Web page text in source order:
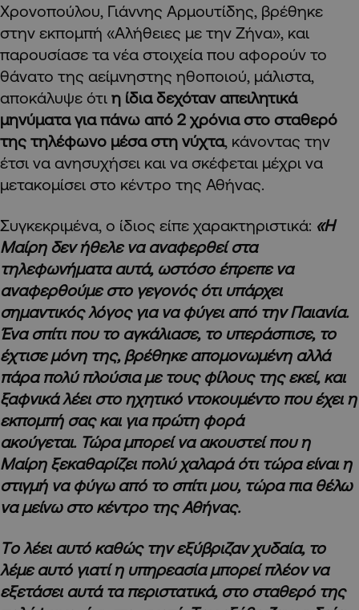
Χρονοπούλου, Γιάννης Αρμουτίδης, βρέθηκε
στην εκπομπή «Αλήθειες με την Ζήνα», και
παρουσίασε τα νέα στοιχεία που αφορούν το
θάνατο της αείμνηστης ηθοποιού, μάλιστα,
αποκάλυψε ότι η ίδια δεχόταν απειλητικά
μηνύματα για πάνω από 2 χρόνια στο σταθερό
της τηλέφωνο μέσα στη νύχτα, κάνοντας την
έτσι να ανησυχήσει και να σκέφεται μέχρι να
μετακομίσει στο κέντρο της Αθήνας.
Συγκεκριμένα, ο ίδιος είπε χαρακτηριστικά: «Η
Μαίρη δεν ήθελε να αναφερθεί στα
τηλεφωνήματα αυτά, ωστόσο έπρεπε να
αναφερθούμε στο γεγονός ότι υπάρχει
σημαντικός λόγος για να φύγει από την Παιανία.
Ένα σπίτι που το αγκάλιασε, το υπεράσπισε, το
έχτισε μόνη της, βρέθηκε απομονωμένη αλλά
πάρα πολύ πλούσια με τους φίλους της εκεί, και
ξαφνικά λέει στο ηχητικό ντοκουμέντο που έχει η
εκπομπή σας και για πρώτη φορά
ακούγεται. Τώρα μπορεί να ακουστεί που η
Μαίρη ξεκαθαρίζει πολύ χαλαρά ότι τώρα είναι η
στιγμή να φύγω από το σπίτι μου, τώρα πια θέλω
να μείνω στο κέντρο της Αθήνας.
Tο λέει αυτό καθώς την εξύβριζαν χυδαία, το
λέμε αυτό γιατί η υπηρεασία μπορεί πλέον να
εξετάσει αυτά τα περιστατικά, στο σταθερό της